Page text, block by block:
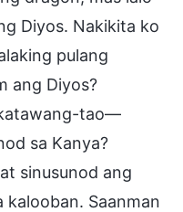
Diyos. Nakikita ko
pulang
ang Diyos?
tao—
sa Kanya?
sinusunod ang
kalooban. Saanman